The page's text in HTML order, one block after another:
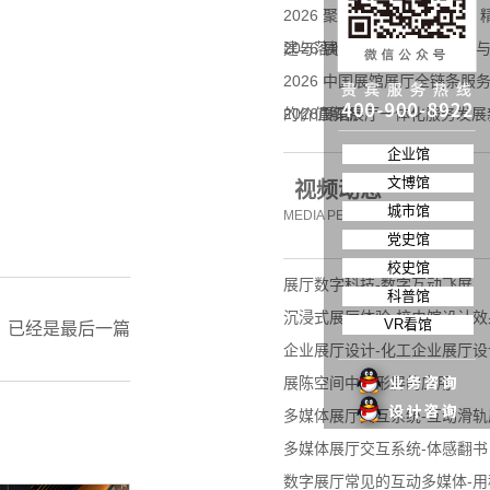
已经是最后一篇
2026 聚焦展馆展厅智造服务
建与落地实践
2026 展馆展厅行业发展趋势
2026 中国展馆展厅全链条服
的价值解析
2026展馆展厅一体化服务发
企业拓展标杆合作
视频动态
MEDIA PERSPECTIVE
展厅数字科技-数字互动飞屏
沉浸式展厅体验-校史馆设计
企业展厅设计-化工企业展厅
展陈空间中异形屏的应用
多媒体展厅交互系统-互动滑
多媒体展厅交互系统-体感翻书
数字展厅常见的互动多媒体-
企业馆
文博馆
城市馆
党史馆
校史馆
科普馆
VR看馆